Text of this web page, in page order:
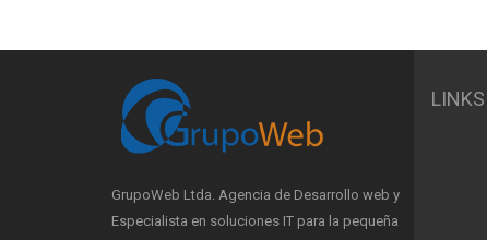
GrupoWeb Ltda. Agencia de Desarrollo web y
Especialista en soluciones IT para la pequeña